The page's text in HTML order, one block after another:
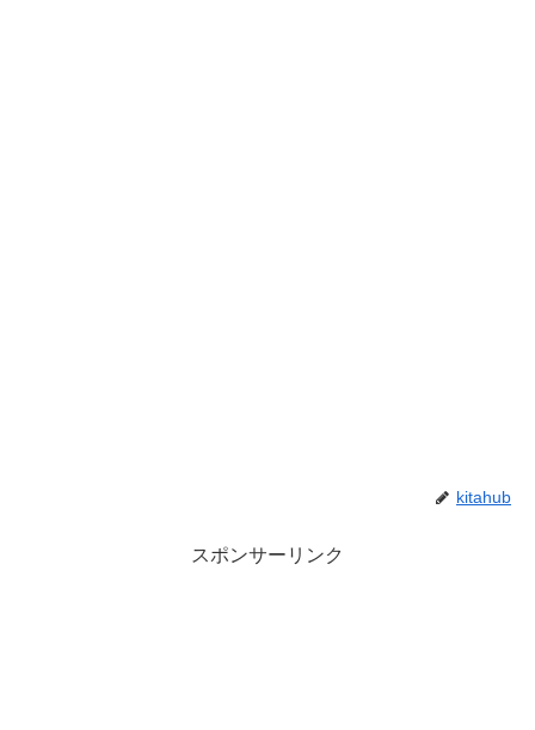
kitahub
スポンサーリンク